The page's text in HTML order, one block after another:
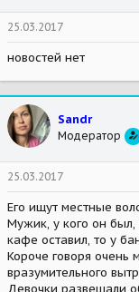
25.03.2017
новостей нет
Sandr
Модератор
25.03.2017
Его ищут местные
Мужик, у кого он был,
кафе оставил, то у
Короче говоря очень
вразумительного
Девочки развешали